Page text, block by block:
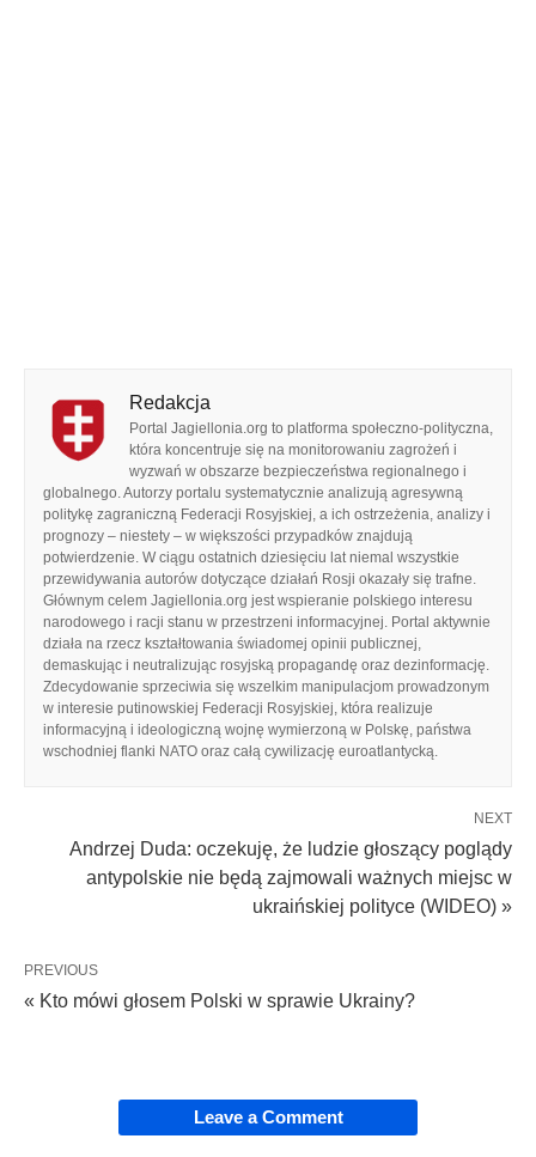
Redakcja
Portal Jagiellonia.org to platforma społeczno-polityczna,
która koncentruje się na monitorowaniu zagrożeń i
wyzwań w obszarze bezpieczeństwa regionalnego i
globalnego. Autorzy portalu systematycznie analizują agresywną
politykę zagraniczną Federacji Rosyjskiej, a ich ostrzeżenia, analizy i
prognozy – niestety – w większości przypadków znajdują
potwierdzenie. W ciągu ostatnich dziesięciu lat niemal wszystkie
przewidywania autorów dotyczące działań Rosji okazały się trafne.
Głównym celem Jagiellonia.org jest wspieranie polskiego interesu
narodowego i racji stanu w przestrzeni informacyjnej. Portal aktywnie
działa na rzecz kształtowania świadomej opinii publicznej,
demaskując i neutralizując rosyjską propagandę oraz dezinformację.
Zdecydowanie sprzeciwia się wszelkim manipulacjom prowadzonym
w interesie putinowskiej Federacji Rosyjskiej, która realizuje
informacyjną i ideologiczną wojnę wymierzoną w Polskę, państwa
wschodniej flanki NATO oraz całą cywilizację euroatlantycką.
NEXT
Andrzej Duda: oczekuję, że ludzie głoszący poglądy
antypolskie nie będą zajmowali ważnych miejsc w
ukraińskiej polityce (WIDEO) »
PREVIOUS
« Kto mówi głosem Polski w sprawie Ukrainy?
Leave a Comment